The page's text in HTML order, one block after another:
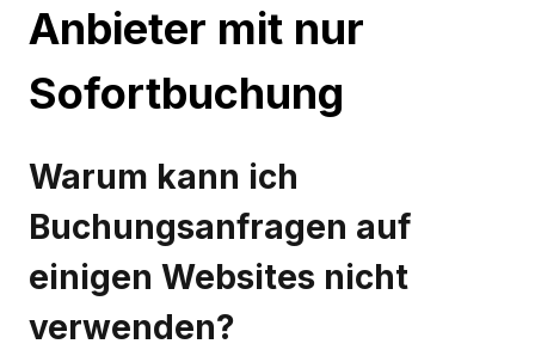
Anbieter mit nur
Sofortbuchung
Warum kann ich
Buchungsanfragen auf
einigen Websites nicht
verwenden?